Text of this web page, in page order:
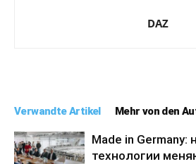
DAZ
Verwandte Artikel Mehr von den
Made in Germany:
технологии